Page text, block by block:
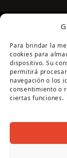
Para brindar la
cookies para
dispositivo. Su
permitirá
navegación o los
consentimiento o
ciertas funciones.
Página